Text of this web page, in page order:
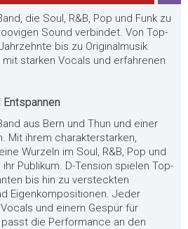
die Soul, R&B, Pop und Funk zu
Sound verbindet. Von Top-
bis zu Originalmusik
starken Vocals und erfahrenen
Entspannen
aus Bern und Thun und einer
Mit ihrem charakterstarken,
Wurzeln im Soul, R&B, Pop und
Publikum. D-Tension spielen Top-
bis hin zu versteckten
Eigenkompositionen. Jeder
und einem Gespür für
die Performance an den